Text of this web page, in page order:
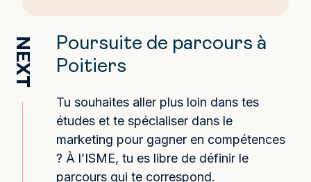
NEXT
Poursuite de parcours à
Poitiers
Tu souhaites aller plus loin dans tes
études et te spécialiser dans le
marketing pour gagner en compétences
? À l’ISME, tu es libre de définir le
parcours qui te correspond.